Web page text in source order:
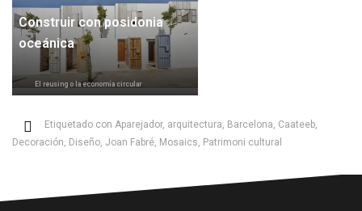
Construir con posidonia
oceánica
El reusing o la economía circular
Etiquetado con Aparejador, arquitectura, Barcelona, Caateeb,
Decoración, Diseño, Joan Fabré, Mosaics, Patrimoni cultural